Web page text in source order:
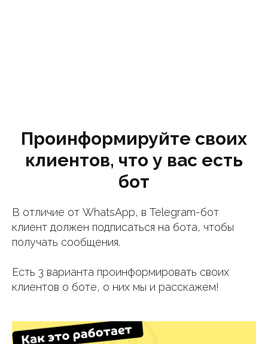
Проинформируйте своих
клиентов, что у вас есть
бот
В отличие от WhatsApp, в Telegram-бот
клиент должен подписаться на бота, чтобы
получать сообщения.
Есть 3 варианта проинформировать своих
клиентов о боте, о них мы и расскажем!